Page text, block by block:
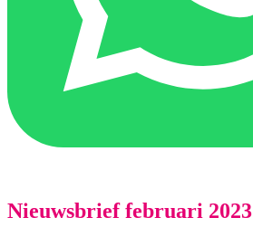
Nieuwsbrief februari 2023